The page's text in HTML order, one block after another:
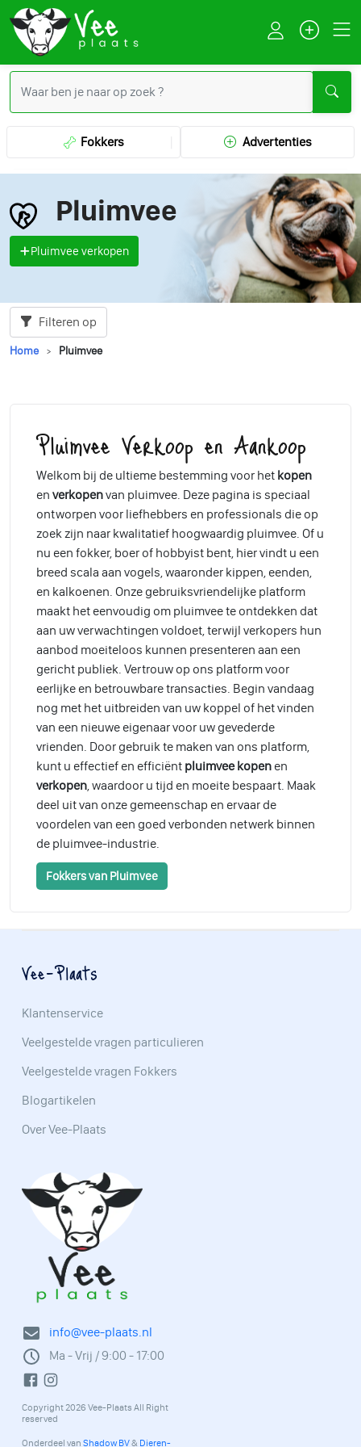
Fokkers Advertenties
Pluimvee
Pluimvee verkopen
Filteren op
Home Pluimvee
Pluimvee Verkoop en Aankoop
Welkom bij de ultieme bestemming voor het kopen
en verkopenvan pluimvee. Deze pagina is speciaal
ontworpen voor liefhebbers en professionals die op
zoek zijn naar kwalitatief hoogwaardig pluimvee. Of u
nu een fokker, boer of hobbyist bent, hier vindt u een
breed scala aan vogels, waaronder kippen, eenden,
en kalkoenen. Onze gebruiksvriendelijke platform
maakt het eenvoudig om pluimvee te ontdekken dat
aan uw verwachtingen voldoet, terwijl verkopers hun
aanbod moeiteloos kunnen presenteren aan een
gericht publiek. Vertrouw op ons platform voor
eerlijke en betrouwbare transacties. Begin vandaag
nog met het uitbreiden van uw koppel of het vinden
van een nieuwe eigenaar voor uw gevederde
vrienden. Door gebruik te maken van ons platform,
kunt u effectief en efficiënt pluimvee kopen en
verkopen, waardoor u tijd en moeite bespaart. Maak
deel uit van onze gemeenschap en ervaar de
voordelen van een goed verbonden netwerk binnen
de pluimvee-industrie.
Fokkers van Pluimvee
info@vee-plaats.nl
Ma - Vrij / 9:00 - 17:00
Copyright 2026 Vee-Plaats All Right
reserved
Onderdeel van Shadow BV& Dieren-
Vee-Plaats
Klantenservice
Veelgestelde vragen particulieren
Veelgestelde vragen Fokkers
Blogartikelen
Over Vee-Plaats